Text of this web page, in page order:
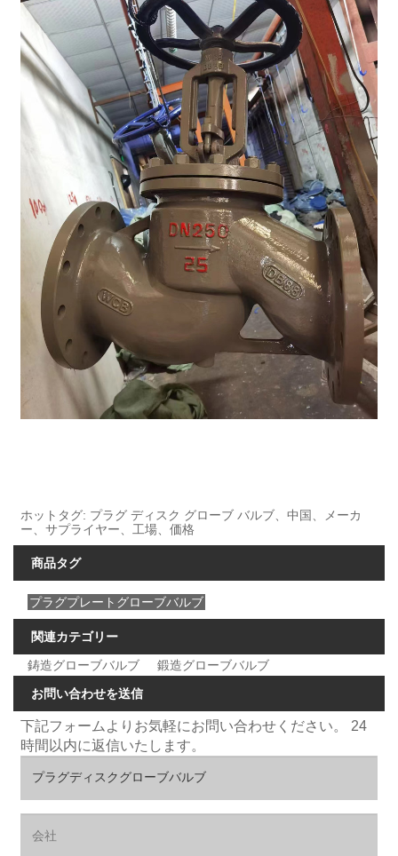
ホットタグ: プラグ ディスク グローブ バルブ、中国、メーカ
ー、サプライヤー、工場、価格
商品タグ
プラグプレートグローブバルブ
関連カテゴリー
鋳造グローブバルブ
鍛造グローブバルブ
お問い合わせを送信
下記フォームよりお気軽にお問い合わせください。 24
時間以内に返信いたします。